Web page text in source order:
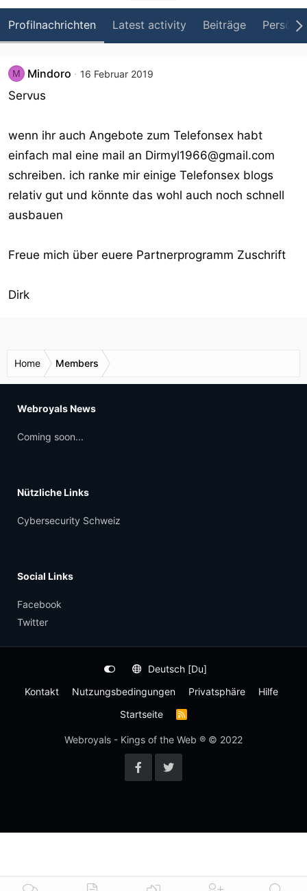
Profilnachrichten Latest activity Beiträge
M Mindoro 16 Februar 2019
Servus
wenn ihr auch Angebote zum Telefonsex habt
einfach mal eine mail an Dirmyl1966@gmail.com
schreiben. ich ranke mir einige Telefonsex blogs
relativ gut und könnte das wohl auch noch schnell
ausbauen
Freue mich über euere Partnerprogramm Zuschrift
Dirk
Home Members
Webroyals News
Coming soon...
Nützliche Links
Cybersecurity Schweiz
Social Links
Facebook
Twitter
Deutsch [Du]
Kontakt
Nutzungsbedingungen Privatsphäre
Hilfe
Startseite
R
S
Webroyals - Kings of the Web ® © 2022